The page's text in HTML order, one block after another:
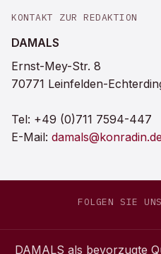
KONTAKT ZUR REDAKTION
DAMALS
Ernst-Mey-Str. 8
70771 Leinfelden-
Tel: +49 (0)711 7594-447
E-Mail: damals@konradin.de
FOLGEN SIE UNS
DAMALS als bevorzugte